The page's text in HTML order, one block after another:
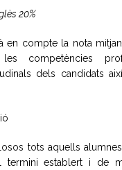
20%
en compte la nota
competències
dels candidats
tots aquells
establert i de